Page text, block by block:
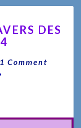
DES
Comments
1 Comment